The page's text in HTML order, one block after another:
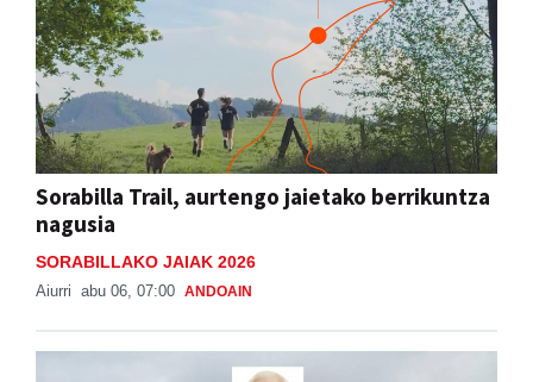
Sorabilla Trail, aurtengo jaietako berrikuntza
nagusia
SORABILLAKO JAIAK 2026
Aiurri abu 06, 07:00 ANDOAIN